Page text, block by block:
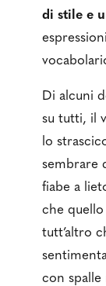
di stile e
Di alcuni
su tutti, il
lo
sembrare
fiabe a
che quello
tutt’altro
con spalle